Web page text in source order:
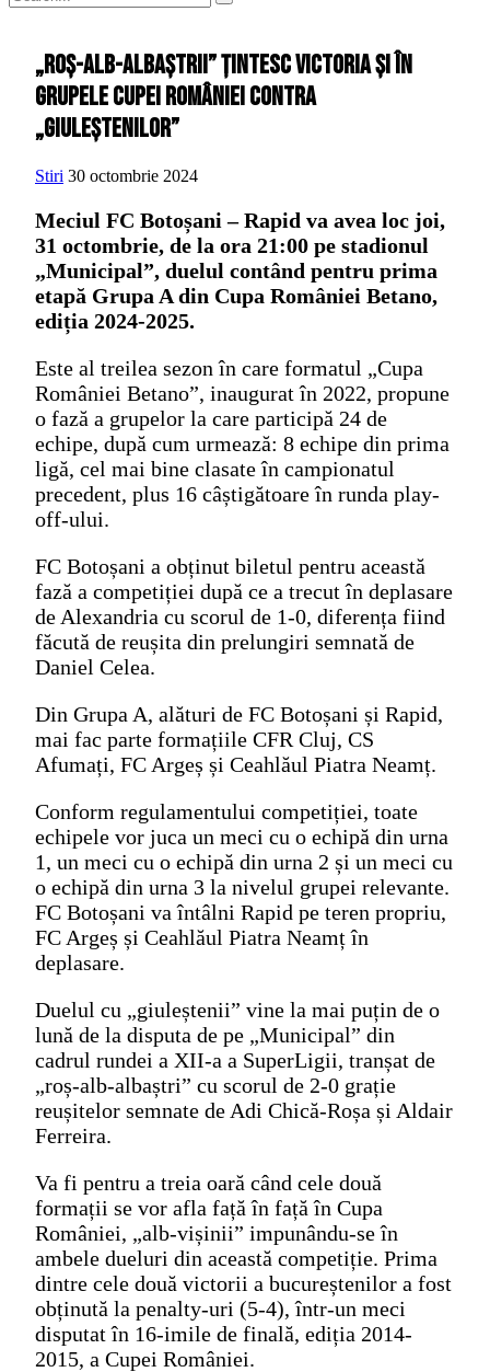
„Roș-alb-albaștrii” țintesc victoria și în
grupele Cupei României contra
„giuleștenilor”
Stiri 30 octombrie 2024
Meciul FC Botoșani – Rapid va avea loc joi,
31 octombrie, de la ora 21:00 pe stadionul
„Municipal”, duelul contând pentru prima
etapă Grupa A din Cupa României Betano,
ediția 2024-2025.
Este al treilea sezon în care formatul „Cupa
României Betano”, inaugurat în 2022, propune
o fază a grupelor la care participă 24 de
echipe, după cum urmează: 8 echipe din prima
ligă, cel mai bine clasate în campionatul
precedent, plus 16 câștigătoare în runda play-
off-ului.
FC Botoșani a obținut biletul pentru această
fază a competiției după ce a trecut în deplasare
de Alexandria cu scorul de 1-0, diferența fiind
făcută de reușita din prelungiri semnată de
Daniel Celea.
Din Grupa A, alături de FC Botoșani și Rapid,
mai fac parte formațiile CFR Cluj, CS
Afumați, FC Argeș și Ceahlăul Piatra Neamț.
Conform regulamentului competiției, toate
echipele vor juca un meci cu o echipă din urna
1, un meci cu o echipă din urna 2 și un meci cu
o echipă din urna 3 la nivelul grupei relevante.
FC Botoșani va întâlni Rapid pe teren propriu,
FC Argeș și Ceahlăul Piatra Neamț în
deplasare.
Duelul cu „giuleștenii” vine la mai puțin de o
lună de la disputa de pe „Municipal” din
cadrul rundei a XII-a a SuperLigii, tranșat de
„roș-alb-albaștri” cu scorul de 2-0 grație
reușitelor semnate de Adi Chică-Roșa și Aldair
Ferreira.
Va fi pentru a treia oară când cele două
formații se vor afla față în față în Cupa
României, „alb-vișinii” impunându-se în
ambele dueluri din această competiție. Prima
dintre cele două victorii a bucureștenilor a fost
obținută la penalty-uri (5-4), într-un meci
disputat în 16-imile de finală, ediția 2014-
2015, a Cupei României.